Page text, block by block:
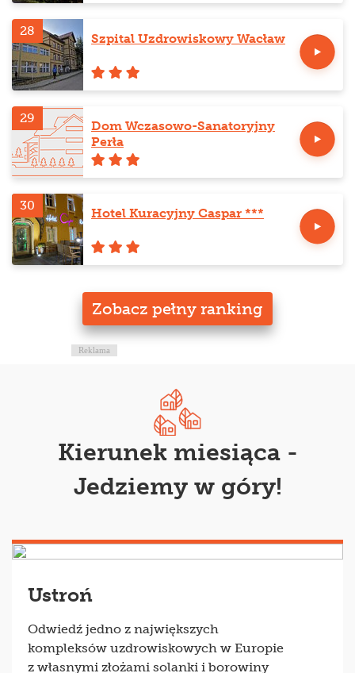
28
Szpital Uzdrowiskowy Wacław
29
Dom Wczasowo-Sanatoryjny
Perła
30
Hotel Kuracyjny Caspar ***
Zobacz pełny ranking
Reklama
Kierunek miesiąca -
Jedziemy w góry!
Ustroń
Odwiedź jedno z największych
kompleksów uzdrowiskowych w Europie
z własnymi złożami solanki i borowiny